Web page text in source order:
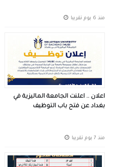
منذ 6 يوم تقريبا
اعلان .. اعلنت الجامعة الماليزية في
بغداد عن فتح باب التوظيف
منذ 7 يوم تقريبا